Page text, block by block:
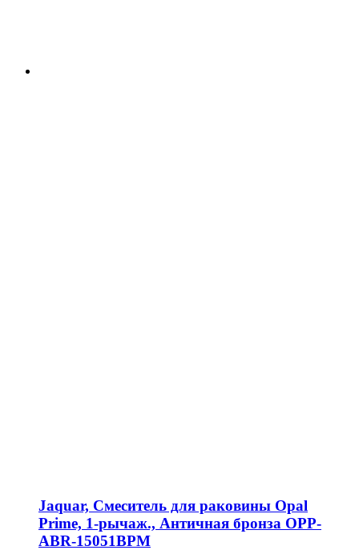
Jaquar, Смеситель для раковины Opal
Prime, 1-рычаж., Античная бронза OPP-
ABR-15051BPM